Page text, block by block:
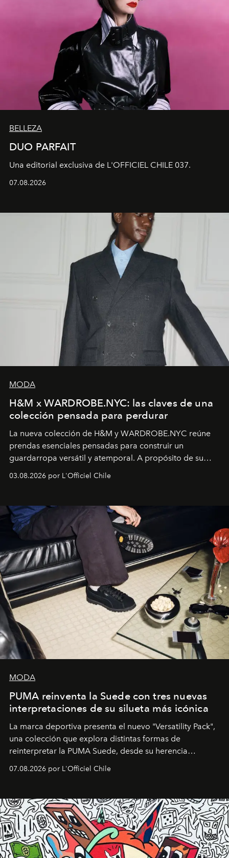
BELLEZA
DUO PARFAIT
Una editorial exclusiva de L'OFFICIEL CHILE 037.
07.08.2026
MODA
H&M x WARDROBE.NYC: las claves de una
colección pensada para perdurar
La nueva colección de H&M y WARDROBE.NYC reúne
prendas esenciales pensadas para construir un
guardarropa versátil y atemporal. A propósito de su
la asesora creativa y jefa de diseño global de la marca
y la filosofía detrás de la propuesta.
03.08.2026 por L'Officiel Chile
MODA
PUMA reinventa la Suede con tres nuevas
interpretaciones de su silueta más icónica
La marca deportiva presenta el nuevo "Versatility Pack",
una colección que explora distintas formas de
reinterpretar la PUMA Suede, desde su herencia
diseño y el universo outdoor.
07.08.2026 por L'Officiel Chile